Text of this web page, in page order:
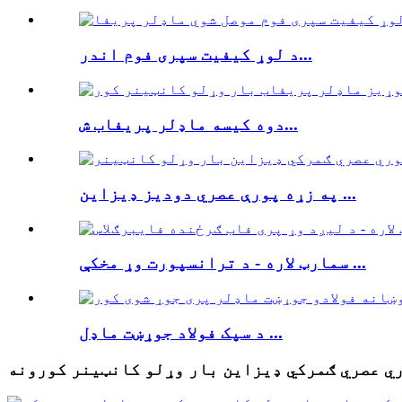
د لوړ کیفیت سپری فوم اندر...
دوه کیسه ماډلر پریفاب ش...
په زړه پورې عصري دودیز ډیزاین ...
سمارټ لاره - د ترانسپورت وړ مخکې ...
د سپک فولاد جوړښت ماډل ...
عصري ګمرکي ډیزاین بار وړلو کانټینر کورونه